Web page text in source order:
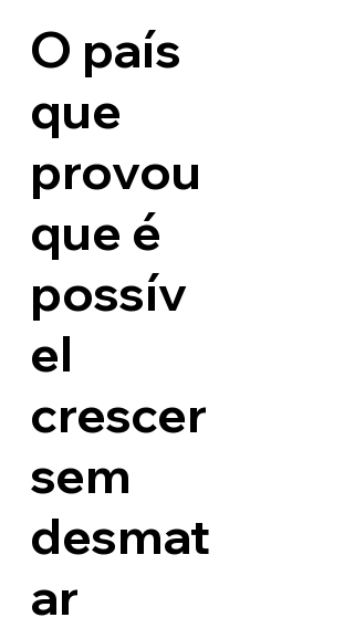
O país
que
provou
que é
possív
el
crescer
sem
desmat
ar